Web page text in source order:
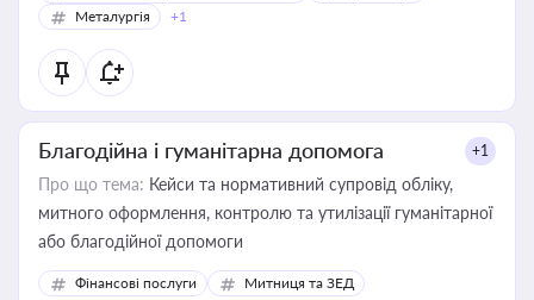
Металургія
+1
Благодійна і гуманітарна допомога +1
Про що тема: Кейси та нормативний супровід обліку,
митного оформлення, контролю та утилізації гуманітарної
або благодійної допомоги
Фінансові послуги Митниця та ЗЕД